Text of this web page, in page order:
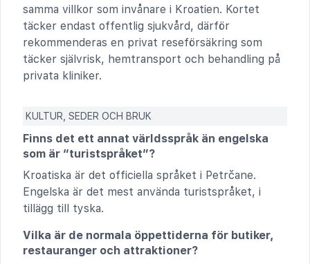
samma villkor som invånare i Kroatien. Kortet
täcker endast offentlig sjukvård, därför
rekommenderas en privat reseförsäkring som
täcker självrisk, hemtransport och behandling på
privata kliniker.
KULTUR, SEDER OCH BRUK
Finns det ett annat världsspråk än engelska
som är “turistspråket”?
Kroatiska är det officiella språket i Petrčane.
Engelska är det mest använda turistspråket, i
tillägg till tyska.
Vilka är de normala öppettiderna för butiker,
restauranger och attraktioner?